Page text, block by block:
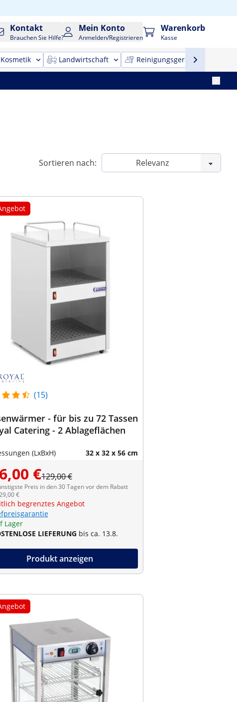
Kontakt
Brauchen Sie Hilfe?
Mein Konto
Anmelden/Registrieren
Warenkorb
Kasse
Landwirtschaft Reinigungsgeräte
Sortieren nach:
(15)
- für bis zu 72 Tassen
Catering - 2 Ablageflächen
(LxBxH) 32 x 32 x 56 cm
€129,00 €
Preis in den 30 Tagen vor dem Rabatt
€
begrenztes Angebot
Lager
LIEFERUNG bis ca. 13.8.
Produkt anzeigen